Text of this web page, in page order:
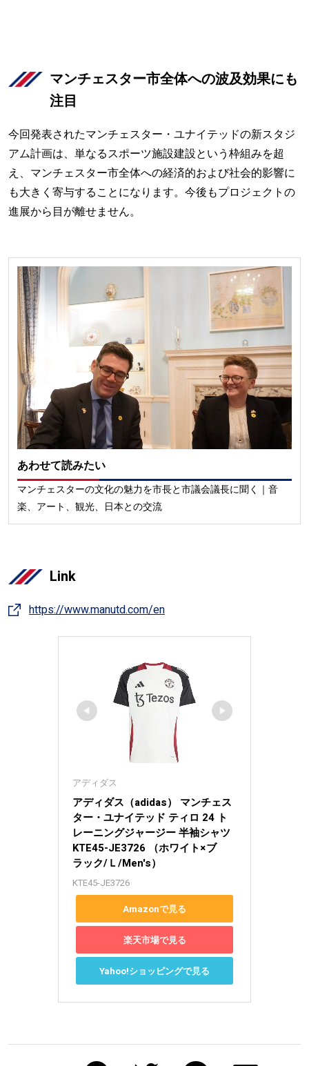
マンチェスター市全体への波及効果にも
注目
今回発表されたマンチェスター・ユナイテッドの新スタジ
アム計画は、単なるスポーツ施設建設という枠組みを超
え、マンチェスター市全体への経済的および社会的影響に
も大きく寄与することになります。今後もプロジェクトの
進展から目が離せません。
あわせて読みたい
マンチェスターの文化の魅力を市長と市議会議長に聞く｜音
楽、アート、観光、日本との交流
Link
https://www.manutd.com/en
アディダス
アディダス（adidas） マンチェス
ター・ユナイテッド ティロ 24 ト
レーニングジャージー 半袖シャツ
KTE45-JE3726 （ホワイト×ブ
ラック/Ｌ/Men's）
KTE45-JE3726
Amazonで見る
楽天市場で見る
Yahoo!ショッピングで見る